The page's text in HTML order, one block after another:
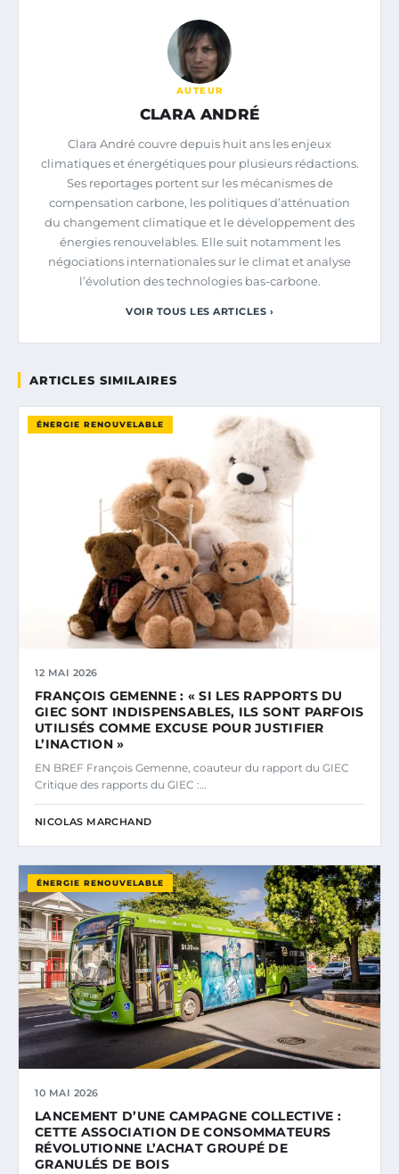
AUTEUR
CLARA ANDRÉ
Clara André couvre depuis huit ans les enjeux
climatiques et énergétiques pour plusieurs rédactions.
Ses reportages portent sur les mécanismes de
compensation carbone, les politiques d’atténuation
du changement climatique et le développement des
énergies renouvelables. Elle suit notamment les
négociations internationales sur le climat et analyse
l’évolution des technologies bas-carbone.
VOIR TOUS LES ARTICLES ›
ARTICLES SIMILAIRES
ÉNERGIE RENOUVELABLE
12 MAI 2026
FRANÇOIS GEMENNE : « SI LES RAPPORTS DU
GIEC SONT INDISPENSABLES, ILS SONT PARFOIS
UTILISÉS COMME EXCUSE POUR JUSTIFIER
L’INACTION »
EN BREF François Gemenne, coauteur du rapport du GIEC
Critique des rapports du GIEC :…
NICOLAS MARCHAND
ÉNERGIE RENOUVELABLE
10 MAI 2026
LANCEMENT D’UNE CAMPAGNE COLLECTIVE :
CETTE ASSOCIATION DE CONSOMMATEURS
RÉVOLUTIONNE L’ACHAT GROUPÉ DE
GRANULÉS DE BOIS